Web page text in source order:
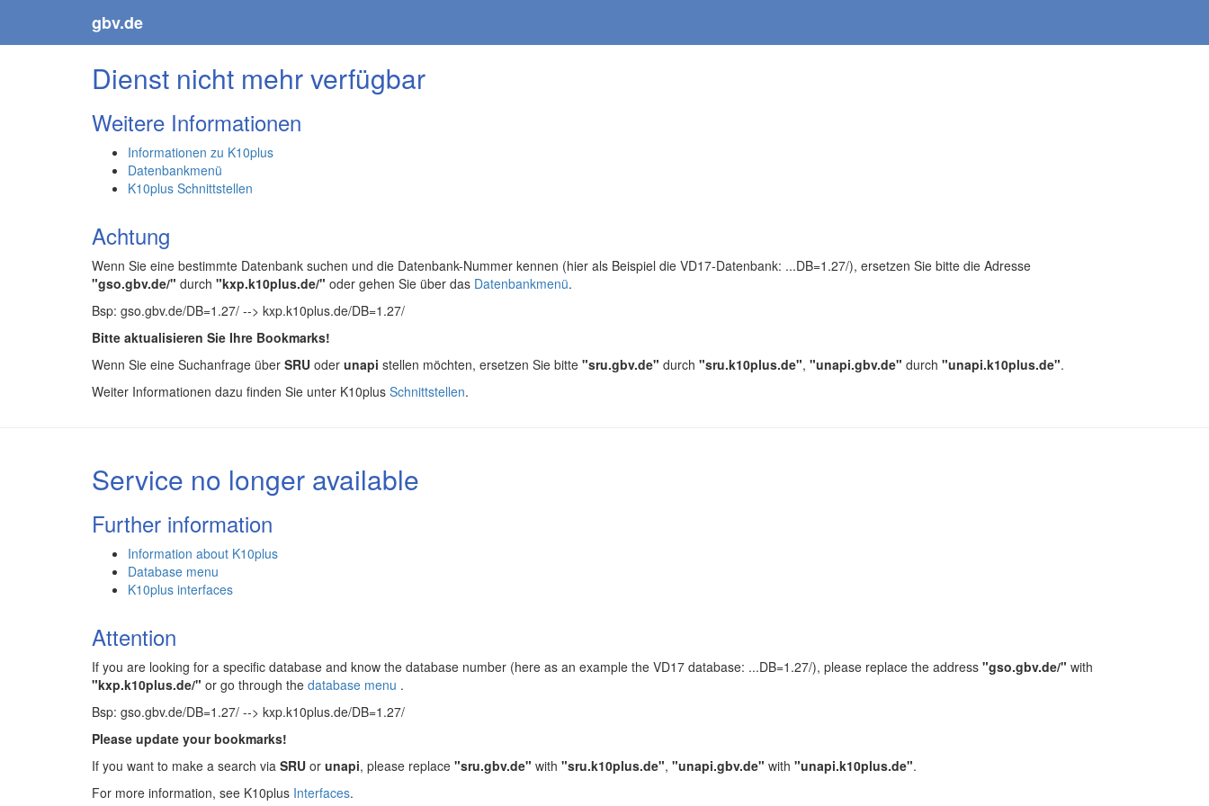
gbv.de
Dienst nicht mehr verfügbar
Weitere Informationen
Informationen zu K10plus
Datenbankmenü
K10plus Schnittstellen
Achtung
Wenn Sie eine bestimmte Datenbank suchen und die Datenbank-Nummer kennen (hier als Beispiel die VD17-Datenbank: ...DB=1.27/), ersetzen Sie bitte die Adresse
"gso.gbv.de/" durch "kxp.k10plus.de/" oder gehen Sie über das Datenbankmenü.
Bsp: gso.gbv.de/DB=1.27/ --> kxp.k10plus.de/DB=1.27/
Bitte aktualisieren Sie Ihre Bookmarks!
Wenn Sie eine Suchanfrage über SRU oder unapi stellen möchten, ersetzen Sie bitte "sru.gbv.de" durch "sru.k10plus.de", "unapi.gbv.de" durch "unapi.k10plus.de".
Weiter Informationen dazu finden Sie unter K10plus Schnittstellen.
Service no longer available
Further information
Information about K10plus
Database menu
K10plus interfaces
Attention
If you are looking for a specific database and know the database number (here as an example the VD17 database: ...DB=1.27/), please replace the address "gso.gbv.de/" with
"kxp.k10plus.de/" or go through the database menu .
Bsp: gso.gbv.de/DB=1.27/ --> kxp.k10plus.de/DB=1.27/
Please update your bookmarks!
If you want to make a search via SRU or unapi, please replace "sru.gbv.de" with "sru.k10plus.de", "unapi.gbv.de" with "unapi.k10plus.de".
For more information, see K10plus Interfaces.